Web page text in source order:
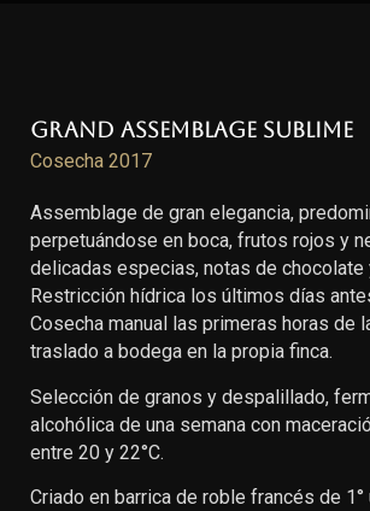
Grand Assemblage Sublime
Cosecha 2017
Assemblage de gran elegancia,
perpetuándose en boca, frutos rojos y
delicadas especias, notas de chocolate
Restricción hídrica los últimos días
Cosecha manual las primeras horas de
traslado a bodega en la propia finca.
Selección de granos y despalillado,
alcohólica de una semana con
entre 20 y 22°C.
Criado en barrica de roble francés de